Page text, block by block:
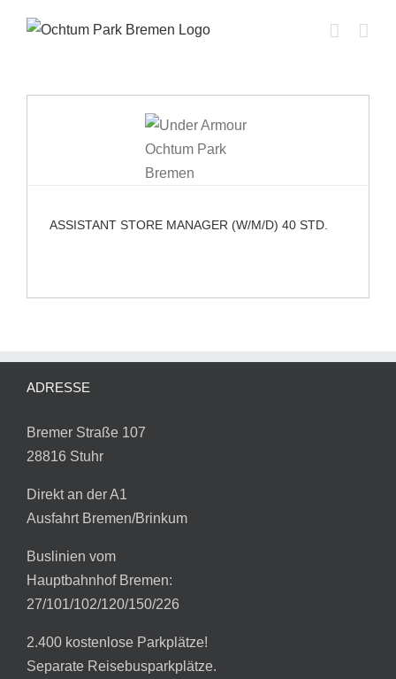
ASSISTANT STORE MANAGER (W/M/D) 40 STD.
ADRESSE
Bremer Straße 107
28816 Stuhr
Direkt an der A1
Ausfahrt Bremen/Brinkum
Buslinien vom
Hauptbahnhof Bremen:
27/101/102/120/150/226
2.400 kostenlose Parkplätze!
Separate Reisebusparkplätze.